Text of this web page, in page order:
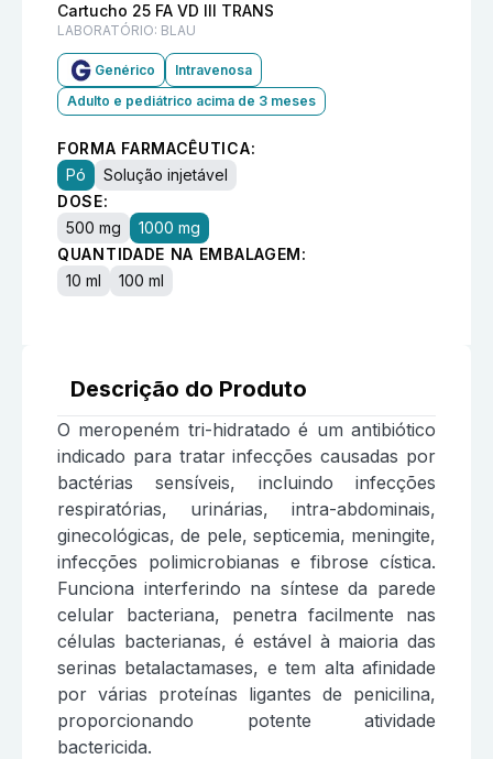
Cartucho 25 FA VD III TRANS
LABORATÓRIO: BLAU
Genérico
Intravenosa
Adulto e pediátrico acima de 3 meses
FORMA FARMACÊUTICA:
Pó
Solução injetável
DOSE:
500 mg
1000 mg
QUANTIDADE NA EMBALAGEM:
10 ml
100 ml
Descrição do Produto
O meropeném tri-hidratado é um antibiótico
indicado para tratar infecções causadas por
bactérias sensíveis, incluindo infecções
respiratórias, urinárias, intra-abdominais,
ginecológicas, de pele, septicemia, meningite,
infecções polimicrobianas e fibrose cística.
Funciona interferindo na síntese da parede
celular bacteriana, penetra facilmente nas
células bacterianas, é estável à maioria das
serinas betalactamases, e tem alta afinidade
por várias proteínas ligantes de penicilina,
proporcionando potente atividade
bactericida.